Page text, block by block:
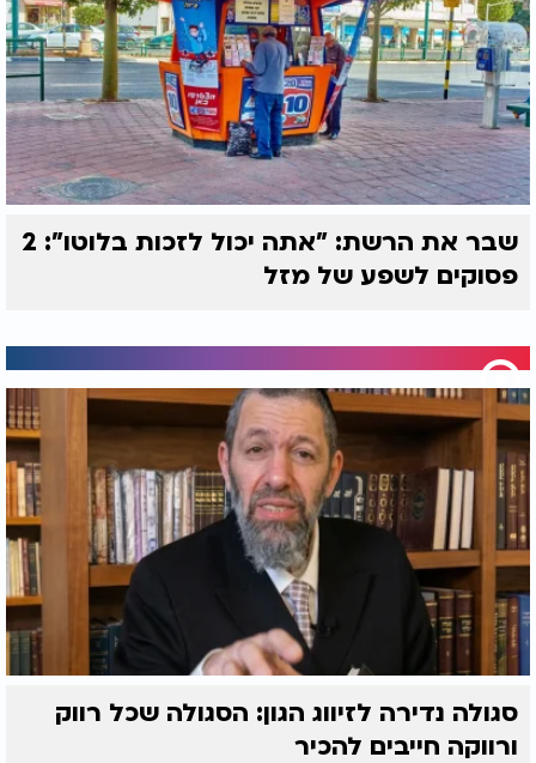
שבר את הרשת: "אתה יכול לזכות בלוטו": 2
פסוקים לשפע של מזל
סגולה נדירה לזיווג הגון: הסגולה שכל רווק
ורווקה חייבים להכיר